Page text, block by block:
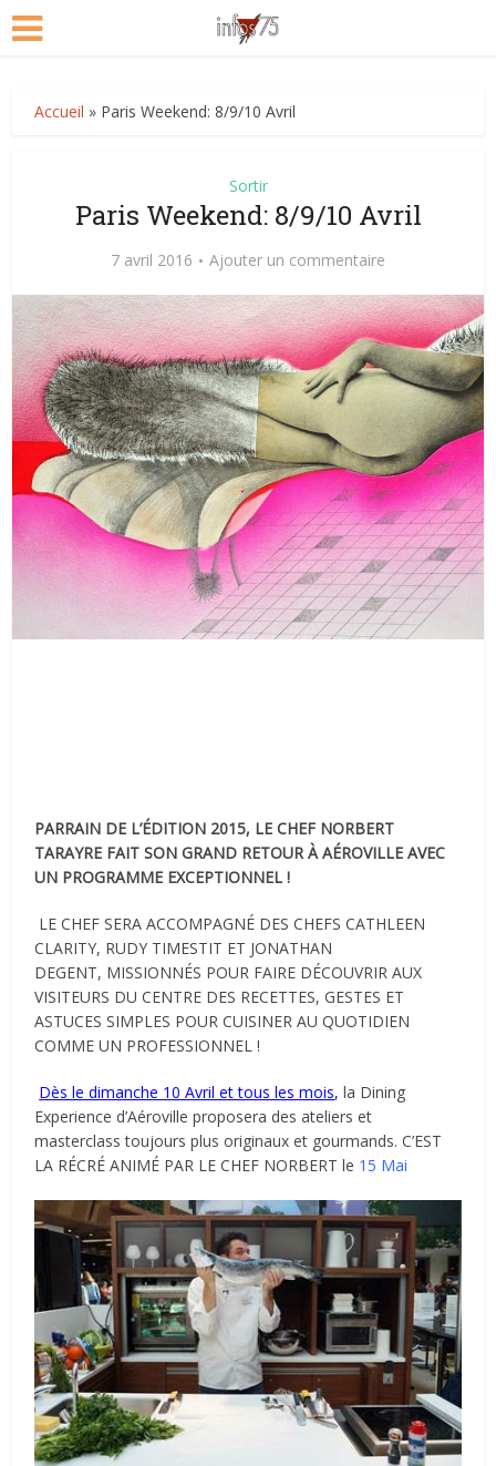
Accueil » Paris Weekend: 8/9/10 Avril
Sortir
Paris Weekend: 8/9/10 Avril
7 avril 2016 Ajouter un commentaire
PARRAIN DE L’ÉDITION 2015, LE CHEF NORBERT
TARAYRE FAIT SONGRAND RETOUR À AÉROVILLE AVEC
UN PROGRAMME EXCEPTIONNEL !
LE CHEF SERA ACCOMPAGNÉ DES CHEFS CATHLEEN
CLARITY, RUDY TIMESTIT ET JONATHAN
DEGENT, MISSIONNÉS POUR FAIRE DÉCOUVRIR AUX
VISITEURS DU CENTRE DES RECETTES, GESTES ET
ASTUCES SIMPLES POUR CUISINERAU QUOTIDIEN
COMME UN PROFESSIONNEL !
Dès le dimanche 10 Avril et tous les mois, la Dining
Experience d’Aérovilleproposera des ateliers et
masterclass toujours plus originaux et gourmands. C’EST
LA RÉCRÉ ANIMÉ PAR LE CHEF NORBERT le 15 Mai